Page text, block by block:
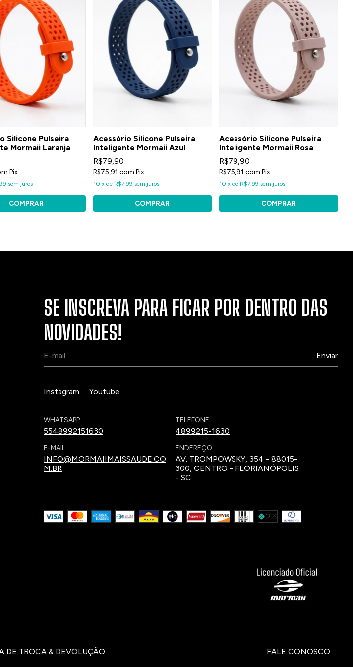
Silicone Pulseira
Mormaii Laranja
Pix
sem juros
Acessório Silicone Pulseira
Inteligente Mormaii Azul
R$79,90
R$75,91 com Pix
10 x de R$7,99 sem juros
Acessório Silicone Pulseira
Inteligente Mormaii Rosa
R$79,90
R$75,91com Pix
10 xde R$7,99 sem juros
SE INSCREVA PARA FICAR POR DENTRO DAS
NOVIDADES!
Instagram Youtube
WHATSAPP
5548992151630
TELEFONE
4899215-1630
E-MAIL
INFO@MORMAIIMAISSAUDE.CO
M.BR
ENDEREÇO
AV. TROMPOWSKY, 354 - 88015-
300, CENTRO - FLORIANÓPOLIS
- SC
DE TROCA & DEVOLUÇÃO FALE CONOSCO